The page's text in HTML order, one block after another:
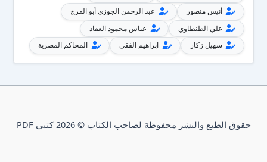
أنيس منصور
عبد الرحمن الجوزي أبو الفرج
علي الطنطاوي
عباس محمود العقاد
سهيل زكار
ابراهيم الفقى المحاكم المصرية
حقوق الطبع والنشر محفوظة لصاحب الكتاب © 2026 كتبي PDF